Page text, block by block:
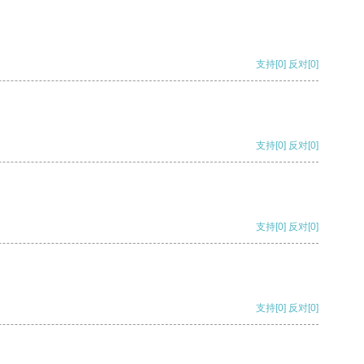
支持[0] 反对[0]
支持[0] 反对[0]
支持[0] 反对[0]
支持[0] 反对[0]